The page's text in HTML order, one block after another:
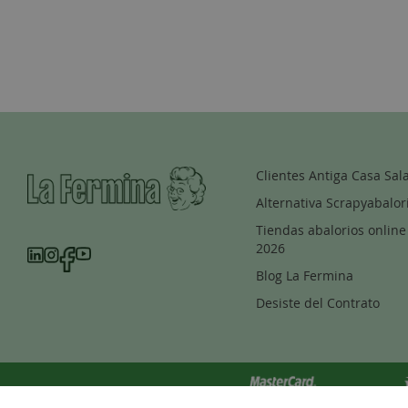
Clientes Antiga Casa Sala
Alternativa
Tiendas abalorios online
2026
Blog La Fermina
Desiste del Contrato